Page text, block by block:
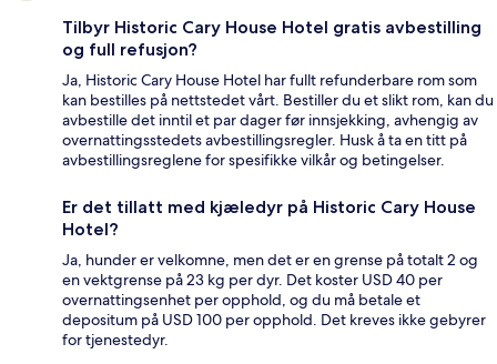
Tilbyr Historic Cary House Hotel gratis avbestilling
og full refusjon?
Ja, Historic Cary House Hotel har fullt refunderbare rom som
kan bestilles på nettstedet vårt. Bestiller du et slikt rom, kan du
avbestille det inntil et par dager før innsjekking, avhengig av
overnattingsstedets avbestillingsregler. Husk å ta en titt på
avbestillingsreglene for spesifikke vilkår og betingelser.
Er det tillatt med kjæledyr på Historic Cary House
Hotel?
Ja, hunder er velkomne, men det er en grense på totalt 2 og
en vektgrense på 23 kg per dyr. Det koster USD 40 per
overnattingsenhet per opphold, og du må betale et
depositum på USD 100 per opphold. Det kreves ikke gebyrer
for tjenestedyr.